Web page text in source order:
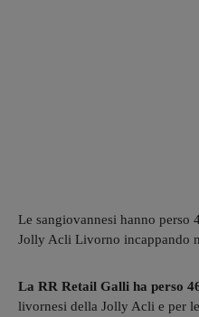
Le sangiovannesi hanno perso
Jolly Acli Livorno incappando
La RR Retail Galli ha perso
livornesi della Jolly Acli e per